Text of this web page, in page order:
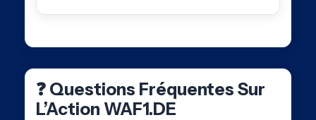
❓ Questions Fréquentes Sur
L’Action WAF1.DE